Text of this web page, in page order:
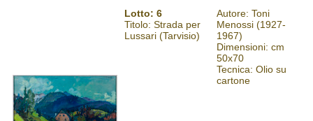
Lotto: 6
Titolo: Strada per
Lussari (Tarvisio)
Autore: Toni
Menossi (1927-
1967)
Dimensioni: cm
50x70
Tecnica: Olio su
cartone